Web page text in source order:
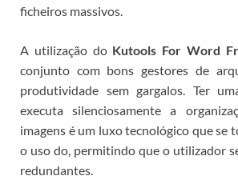
ficheiros massivos.
A utilização do Kutools For Word
conjunto com bons gestores de
produtividade sem gargalos. Ter
executa silenciosamente a
imagens é um luxo tecnológico que se
o uso do, permitindo que o utilizador
redundantes.